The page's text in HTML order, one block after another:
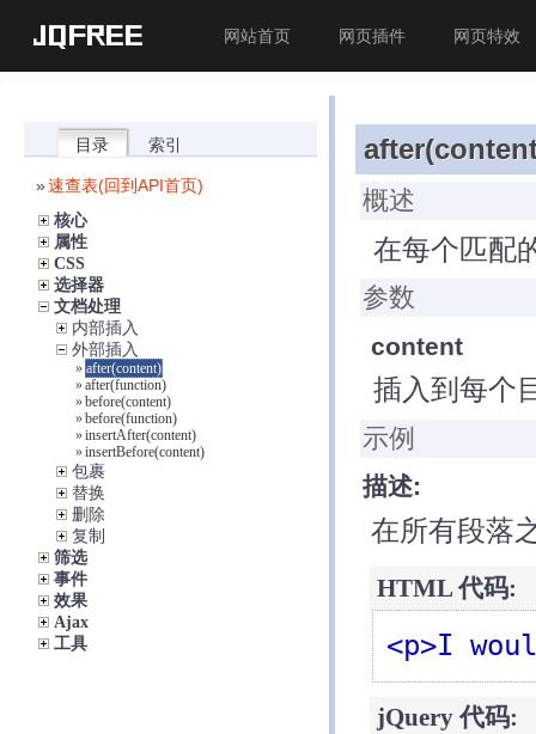
JQFREE 网站首页 网页插件 网页特效
概述
在每个匹配
参数
content
插入到每个
示例
描述:
在所有段落
HTML 代码:
<p>I
jQuery 代码:
目录 索引
»速查表(回到API首页)
核心
属性
CSS
选择器
文档处理
内部插入
外部插入
» after(content)
»after(function)
»before(content)
»before(function)
»insertAfter(content)
»insertBefore(content)
包裹
替换
删除
复制
筛选
事件
效果
Ajax
工具